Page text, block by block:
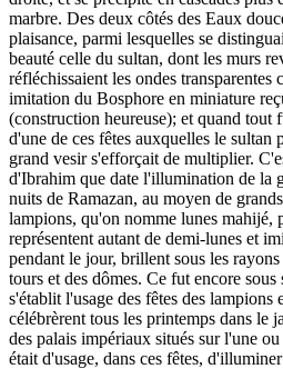
marbre. Des deux côtés des Eaux
plaisance, parmi lesquelles se
beauté celle du sultan, dont les murs
réfléchissaient les ondes transparentes
imitation du Bosphore en miniature
(construction heureuse); et quand tout
d'une de ces fêtes auxquelles le sultan
grand vesir s'efforçait de multiplier.
d'Ibrahim que date l'illumination de la
nuits de Ramazan, au moyen de
lampions, qu'on nomme lunes mahijé,
représentent autant de demi-lunes et
pendant le jour, brillent sous les
tours et des dômes. Ce fut encore
s'établit l'usage des fêtes des lampions
célébrèrent tous les printemps dans le
des palais impériaux situés sur l'une
était d'usage, dans ces fêtes,